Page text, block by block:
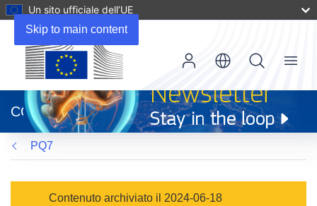
Skip to main content
Un sito ufficiale dell’UE
apre
in
una
nuova
finestra)
CORDIS
Menu
PQ7
Contenuto archiviato il 2024-06-18